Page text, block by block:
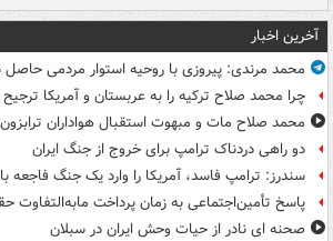
آخرین اخبار
محمد مرندی: پیروزی با روحیه استوار مردمی
چرا محمد صلاح ترکیه را به عربستان و آمریکا ترجیح
محمد صلاح مات و مبهوت استقبال هواداران
دو راهی دردناک ترامپ برای خروج از جنگ ایران
سندرز: ترامپ فاسد، آمریکا را وارد یک جنگ فاجعه
پاسخ تأمین‌اجتماعی به زمان پرداخت مابه‌التفاوت
صحنه ای نادر از حیات وحش ایران در سبلان